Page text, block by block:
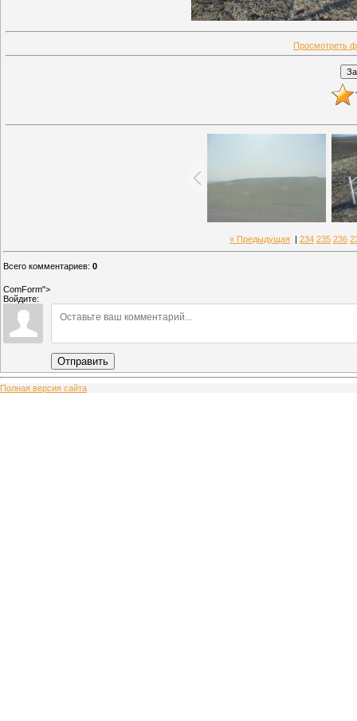
Просмотреть
« Предыдущая 234 235 236
Всего комментариев: 0
ComForm">
Войдите:
Отправить
Полная версия сайта